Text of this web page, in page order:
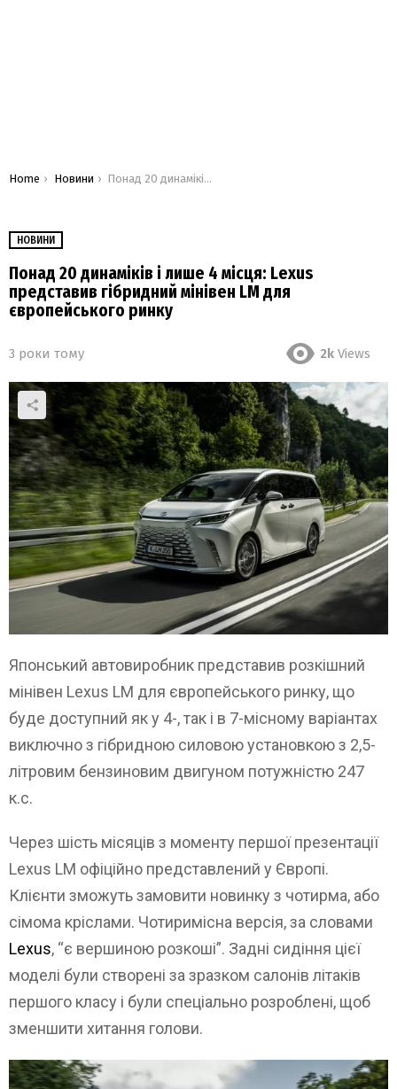
You are here:
Home Новини Понад 20 динаміків і лише 4 місця: Lexus представив гібридний мінівен LM для європейського ринку
НОВИНИ
Понад 20 динаміків і лише 4 місця: Lexus
представив гібридний мінівен LM для
європейського ринку
3 роки тому 2k Views
Японський автовиробник представив розкішний
мінівен Lexus LM для європейського ринку, що
буде доступний як у 4-, так і в 7-місному варіантах
виключно з гібридною силовою установкою з 2,5-
літровим бензиновим двигуном потужністю 247
к.с.
Через шість місяців з моменту першої презентації
Lexus LM офіційно представлений у Європі.
Клієнти зможуть замовити новинку з чотирма, або
сімома кріслами. Чотиримісна версія, за словами
Lexus, “є вершиною розкоші”. Задні сидіння цієї
моделі були створені за зразком салонів літаків
першого класу і були спеціально розроблені, щоб
зменшити хитання голови.